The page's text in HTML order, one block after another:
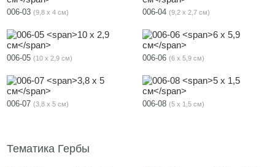
006-03 9,8 х 4 см 006-04 9,2 х 2,7 см
006-05 10 х 2,9 см 006-06 6 х 5,9 см
006-07 3,8 х 5 см 006-08 5 х 1,5 см
Тематика Гербы